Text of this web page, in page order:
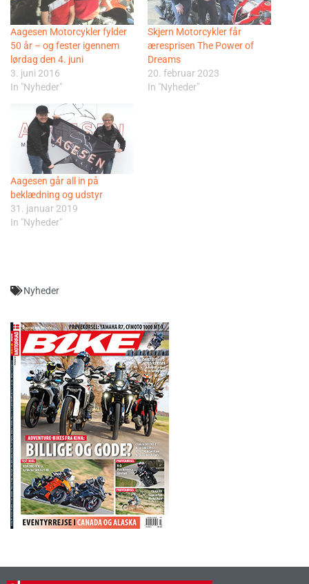
Aagesen Motorcykler fylder
50 år – og fester igennem
lørdag den 4. juni
3. juni 2016
In "Nyheder"
Skjern Motorcykler får
æresprisen The Power of
Dreams
20. februar 2023
In "Nyheder"
Aagesen går all in på
beklædning og udstyr
31. januar 2019
In "Nyheder"
Nyheder